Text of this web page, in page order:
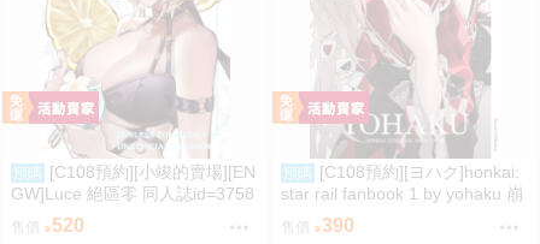
預購
[C108預約][小竣的賣場][EN
GW]Luce 絕區零 同人誌id=3758
售價 520
預購
[C108預約][ヨハク]honkai:
star rail fanbook 1 by yohaku 崩
壞：星穹鐵道 同人誌id=3767971
售價 390